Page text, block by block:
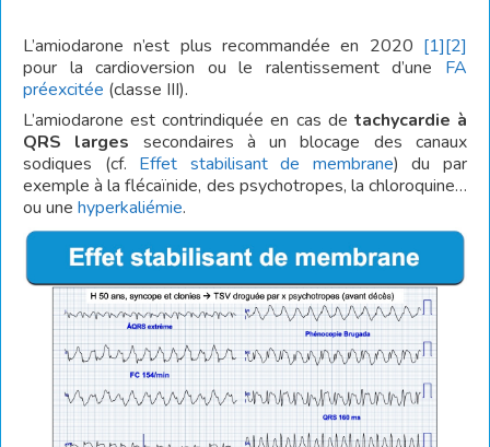
L’amiodarone n’est plus recommandée en 2020 [1][2]
pour la cardioversion ou le ralentissement d’une FA
préexcitée (classe III).
L’amiodarone est contrindiquée en cas de tachycardie à
QRS larges secondaires à un blocage des canaux
sodiques (cf. Effet stabilisant de membrane) du par
exemple à la flécaïnide, des psychotropes, la chloroquine…
ou une hyperkaliémie.